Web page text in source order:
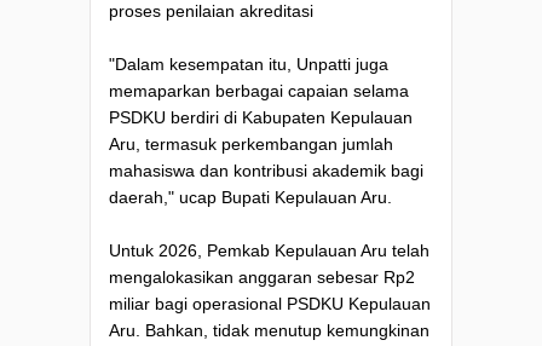
proses penilaian akreditasi
"Dalam kesempatan itu, Unpatti juga
memaparkan berbagai capaian selama
PSDKU berdiri di Kabupaten Kepulauan
Aru, termasuk perkembangan jumlah
mahasiswa dan kontribusi akademik bagi
daerah," ucap Bupati Kepulauan Aru.
Untuk 2026, Pemkab Kepulauan Aru telah
mengalokasikan anggaran sebesar Rp2
miliar bagi operasional PSDKU Kepulauan
Aru. Bahkan, tidak menutup kemungkinan